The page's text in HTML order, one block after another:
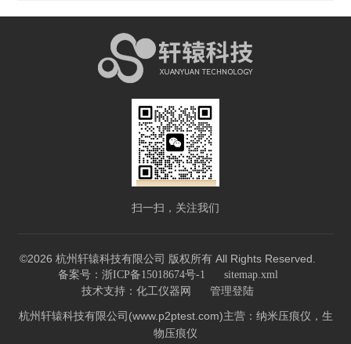
扫一扫，关注我们
©2026 杭州轩辕科技有限公司 版权所有 All Rights Reserved.
备案号：浙ICP备15018674号-1 sitemap.xml
技术支持： 化工仪器网 管理登陆
杭州轩辕科技有限公司(www.p2ptest.com)主营：纳米压痕仪，生
物压痕仪